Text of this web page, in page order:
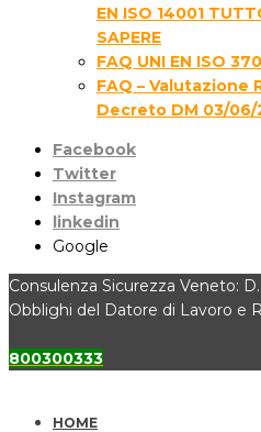
EN ISO 14001
SAPERE
FAQ UNI EN ISO
FAQ – Valutazione
Decreto DM 03/06/
Facebook
Twitter
Instagram
linkedin
Google
Consulenza Sicurezza Veneto:
Obblighi del Datore di Lavoro e
800300333
HOME